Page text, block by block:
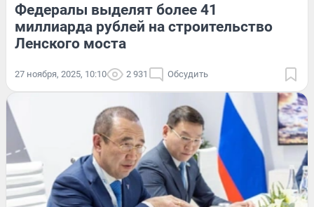
Федералы выделят более 41
миллиарда рублей на строительство
Ленского моста
27 ноября, 2025, 10:10 2 931 Обсудить